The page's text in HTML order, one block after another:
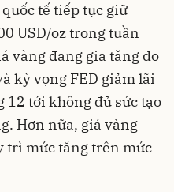
tế tiếp tục giữ
USD/oz trong tuần
vàng đang gia tăng do
kỳ vọng FED giảm lãi
12 tới không đủ sức tạo
Hơn nữa, giá vàng
trì mức tăng trên mức